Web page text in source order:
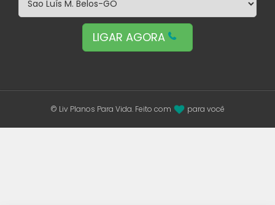
LIGAR AGORA
© Liv Planos Para Vida. Feito com para você